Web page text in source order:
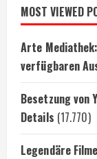
MOST VIEWED
Arte
verfügbaren
Besetzung von
Details (17.770)
Legendäre